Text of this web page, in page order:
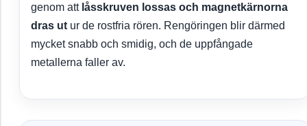
genom att låsskruven lossas och magnetkärnorna
dras ut ur de rostfria rören. Rengöringen blir därmed
mycket snabb och smidig, och de uppfångade
metallerna faller av.